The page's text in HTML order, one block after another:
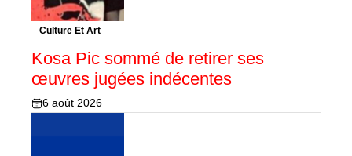
Culture Et Art
Kosa Pic sommé de retirer ses
œuvres jugées indécentes
6 août 2026